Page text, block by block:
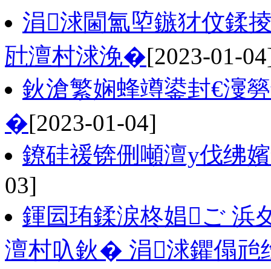
涓浗閫氳埅鏃犲伩鍒
瓧澶村浗浼�[2023-01-
鈥滄繁娴蜂竴鍙封€濅
�[2023-01-04]
鐐硅禐锛侀噸澶у伐绋
03]
鍕囩珛鍒涙柊娼ご 浜
澶村叺鈥� 涓浗鑺傝兘